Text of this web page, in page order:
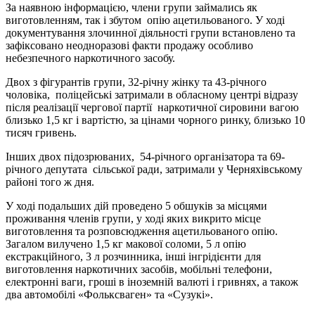
За наявною інформацією, члени групи займались як
виготовленням, так і збутом опію ацетильованого. У ході
документування злочинної діяльності групи встановлено та
зафіксовано неодноразові факти продажу особливо
небезпечного наркотичного засобу.
Двох з фігурантів групи, 32-річну жінку та 43-річного
чоловіка, поліцейські затримали в обласному центрі відразу
після реалізації чергової партії наркотичної сировини вагою
близько 1,5 кг і вартістю, за цінами чорного ринку, близько 10
тисяч гривень.
Інших двох підозрюваних, 54-річного організатора та 69-
річного депутата сільської ради, затримали у Черняхівському
районі того ж дня.
У ході подальших дій проведено 5 обшуків за місцями
проживання членів групи, у ході яких викрито місце
виготовлення та розповсюдження ацетильованого опію.
Загалом вилучено 1,5 кг макової соломи, 5 л опію
екстракційного, 3 л розчинника, інші інгрідієнти для
виготовлення наркотичних засобів, мобільні телефони,
електронні ваги, гроші в іноземній валюті і гривнях, а також
два автомобілі «Фольксваген» та «Сузукі».